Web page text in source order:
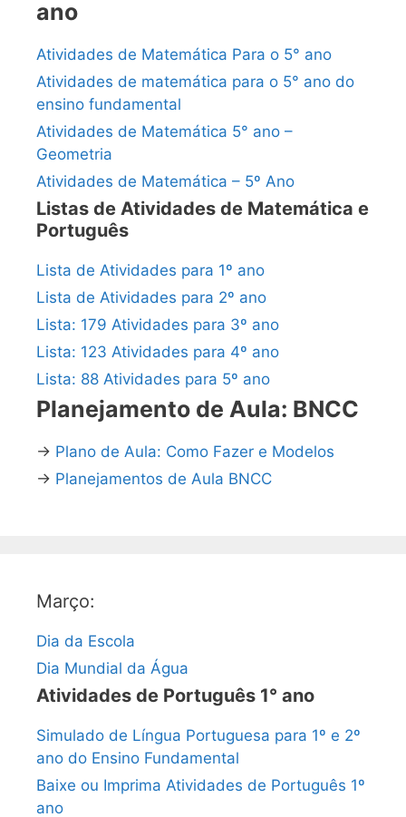
ano
Atividades de Matemática Para o 5° ano
Atividades de matemática para o 5° ano do
ensino fundamental
Atividades de Matemática 5° ano –
Geometria
Atividades de Matemática – 5º Ano
Listas de Atividades de Matemática e
Português
Lista de Atividades para 1º ano
Lista de Atividades para 2º ano
Lista: 179 Atividades para 3º ano
Lista: 123 Atividades para 4º ano
Lista: 88 Atividades para 5º ano
Planejamento de Aula: BNCC
→ Plano de Aula: Como Fazer e Modelos
→ Planejamentos de Aula BNCC
Março:
Dia da Escola
Dia Mundial da Água
Atividades de Português 1° ano
Simulado de Língua Portuguesa para 1º e 2º
ano do Ensino Fundamental
Baixe ou Imprima Atividades de Português 1º
ano